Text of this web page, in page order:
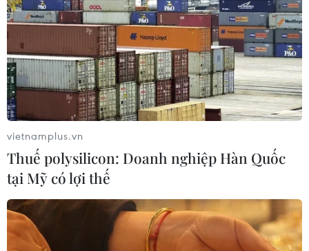
vietnamplus.vn
Thuế polysilicon: Doanh nghiệp Hàn Quốc
tại Mỹ có lợi thế